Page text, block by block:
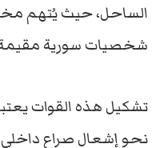
الساحل، حيث يُتهم
شخصيات سورية مقيمة
تشكيل هذه القوات
نحو إشعال صراع